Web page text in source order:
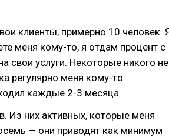
клиенты, примерно 10 человек.
меня кому-то, я отдам процент с
свои услуги. Некоторые никого не
регулярно меня кому-то
каждые 2-3 месяца.
Из них активных, которые меня
— они приводят как минимум